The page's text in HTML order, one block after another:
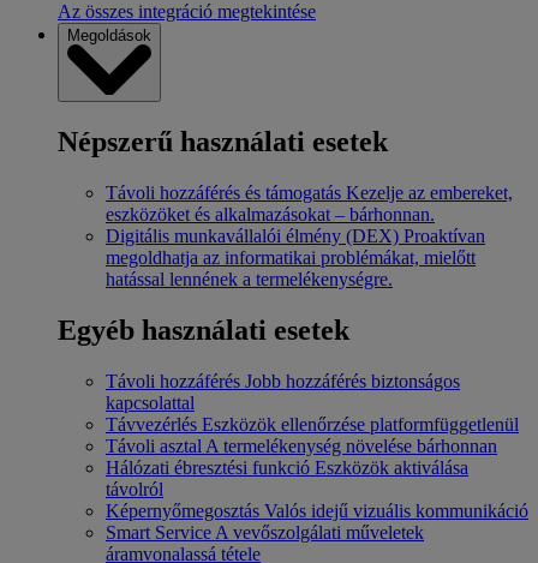
Az összes integráció megtekintése
Megoldások
Népszerű használati esetek
Távoli hozzáférés és támogatás Kezelje az embereket,
eszközöket és alkalmazásokat – bárhonnan.
Digitális munkavállalói élmény (DEX) Proaktívan
megoldhatja az informatikai problémákat, mielőtt
hatással lennének a termelékenységre.
Egyéb használati esetek
Távoli hozzáférés Jobb hozzáférés biztonságos
kapcsolattal
Távvezérlés Eszközök ellenőrzése platformfüggetlenül
Távoli asztal A termelékenység növelése bárhonnan
Hálózati ébresztési funkció Eszközök aktiválása
távolról
Képernyőmegosztás Valós idejű vizuális kommunikáció
Smart Service A vevőszolgálati műveletek
áramvonalassá tétele